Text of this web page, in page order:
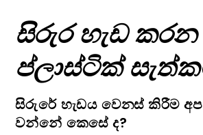
සිරුර හැඩ කරන
ප්ලාස්ටික්
සිරුරේ හැඩය වෙනස් කිරීම
වන්නේ කෙසේ ද?